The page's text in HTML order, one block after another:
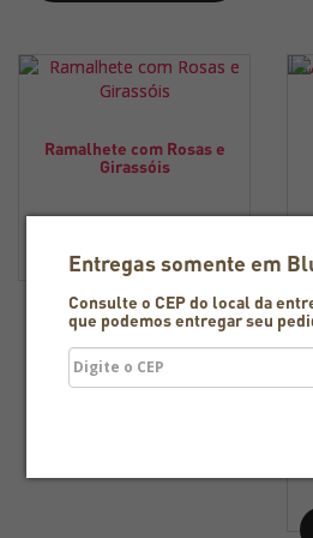
Ramalhete com Rosas e
Girassóis
R$180,00
COMPRAR
Entregas somente em
Consulte o CEP do local da
que podemos entregar seu